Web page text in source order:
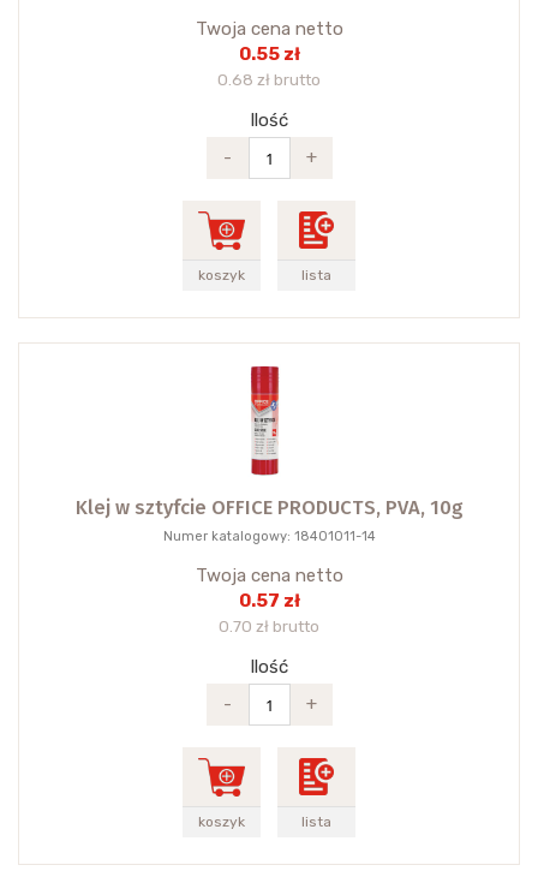
Twoja cena netto
0.55 zł
0.68 zł brutto
Ilość
-
+
koszyk lista
Klej w sztyfcie OFFICE PRODUCTS, PVA, 10g
Numer katalogowy: 18401011-14
Twoja cena netto
0.57 zł
0.70 zł brutto
Ilość
-
+
koszyk lista